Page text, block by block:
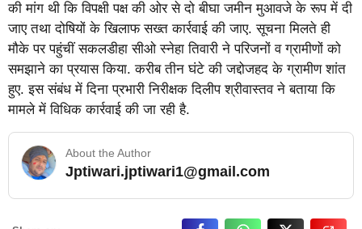
की मांग थी कि विपक्षी पक्ष की ओर से दो बीघा जमीन मुआवजे के रूप में दी
जाए तथा दोषियों के खिलाफ सख्त कार्रवाई की जाए. सूचना मिलते ही
मौके पर पहुंचीं सकलडीहा सीओ स्नेहा तिवारी ने परिजनों व ग्रामीणों को
समझाने का प्रयास किया. करीब तीन घंटे की जद्दोजहद के ग्रामीण शांत
हुए. इस संबंध में दिना प्रभारी निरीक्षक दिलीप श्रीवास्तव ने बताया कि
मामले में विधिक कार्रवाई की जा रही है.
About the Author
Jptiwari.jptiwari1@gmail.com… Read More